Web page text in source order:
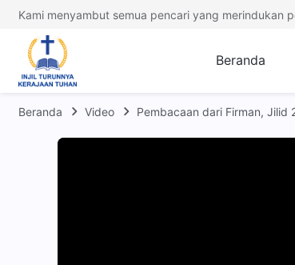
Kami menyambut semua pencari yang merindukan
Beranda
Beranda Video Pembacaan dari Firman, Jilid